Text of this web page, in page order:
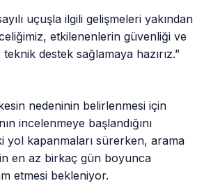
uçuşla ilgili gelişmeleri yakından
etkilenenlerin güvenliği ve
teknik destek sağlamaya hazırız.”
nedeninin belirlenmesi için
incelenmeye başlandığını
yol kapanmaları sürerken, arama
en az birkaç gün boyunca
etmesi bekleniyor.